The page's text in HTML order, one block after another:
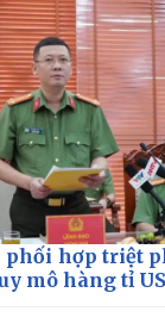
Ô tô - Xe
Ô tô
Xe máy
Tư vấn
phối hợp triệt
mô hàng tỉ